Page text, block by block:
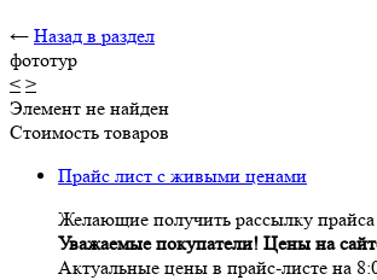
← Назад в раздел
фототур
< >
Элемент не найден
Стоимость товаров
Прайс лист с живыми ценами
Желающие получить рассылку прайса
Уважаемые покупатели! Цены на
Актуальные цены в прайс-листе на